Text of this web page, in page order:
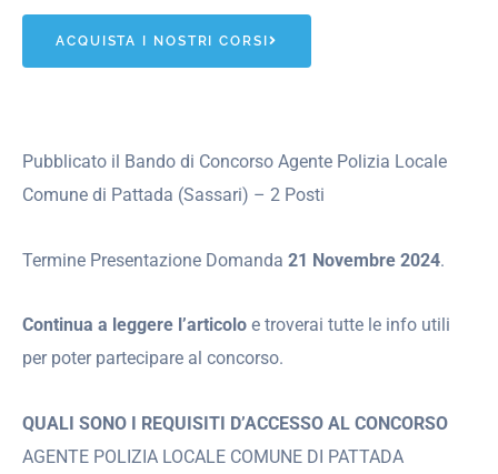
ACQUISTA I NOSTRI CORSI
Pubblicato il Bando di Concorso Agente Polizia Locale
Comune di Pattada (Sassari) – 2 Posti
Termine Presentazione Domanda 21 Novembre 2024.
Continua a leggere l’articolo e troverai tutte le info utili
per poter partecipare al concorso.
QUALI SONO I REQUISITI D’ACCESSO AL CONCORSO
AGENTE POLIZIA LOCALE COMUNE DI PATTADA